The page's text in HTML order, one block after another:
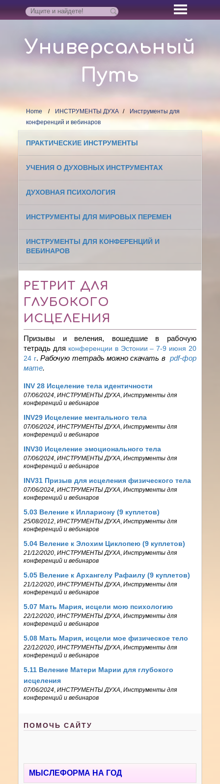
Универсальный
Путь
Home ИНСТРУМЕНТЫ ДУХА
Инструменты для
конференций и вебинаров
ПРАКТИЧЕСКИЕ ИНСТРУМЕНТЫ
УЧЕНИЯ О ДУХОВНЫХ ИНСТРУМЕНТАХ
ДУХОВНАЯ ПСИХОЛОГИЯ
ИНСТРУМЕНТЫ ДЛЯ МИРОВЫХ ПЕРЕМЕН
ИНСТРУМЕНТЫ ДЛЯ КОНФЕРЕНЦИЙ И
ВЕБИНАРОВ
РЕТРИТ ДЛЯ
ГЛУБОКОГО
ИСЦЕЛЕНИЯ
Призывы и веления, вошедшие в рабочую
тетрадь для конференции в Эстонии – 7-9 июня 20
24 г. Рабочую тетрадь можно скачать в pdf-фор
мате.
INV 28 Исцеление тела идентичности
07/06/2024 ,ИНСТРУМЕНТЫ ДУХА ,Инструменты для
конференций и вебинаров
INV29 Исцеление ментального тела
07/06/2024 ,ИНСТРУМЕНТЫ ДУХА ,Инструменты для
конференций и вебинаров
INV30 Исцеление эмоционального тела
07/06/2024 ,ИНСТРУМЕНТЫ ДУХА ,Инструменты для
конференций и вебинаров
INV31 Призыв для исцеления физического тела
07/06/2024 ,ИНСТРУМЕНТЫ ДУХА ,Инструменты для
конференций и вебинаров
5.03 Веление к Иллариону (9 куплетов)
25/08/2012 ,ИНСТРУМЕНТЫ ДУХА ,Инструменты для
конференций и вебинаров
5.04 Веление к Элохим Циклопею (9 куплетов)
21/12/2020 ,ИНСТРУМЕНТЫ ДУХА ,Инструменты для
конференций и вебинаров
5.05 Веление к Архангелу Рафаилу (9 куплетов)
21/12/2020 ,ИНСТРУМЕНТЫ ДУХА ,Инструменты для
конференций и вебинаров
5.07 Мать Мария, исцели мою психологию
22/12/2020 ,ИНСТРУМЕНТЫ ДУХА ,Инструменты для
конференций и вебинаров
5.08 Мать Мария, исцели мое физическое тело
22/12/2020 ,ИНСТРУМЕНТЫ ДУХА ,Инструменты для
конференций и вебинаров
5.11 Веление Матери Марии для глубокого
исцеления
07/06/2024 ,ИНСТРУМЕНТЫ ДУХА ,Инструменты для
конференций и вебинаров
ПОМОЧЬ САЙТУ
МЫСЛЕФОРМА НА ГОД